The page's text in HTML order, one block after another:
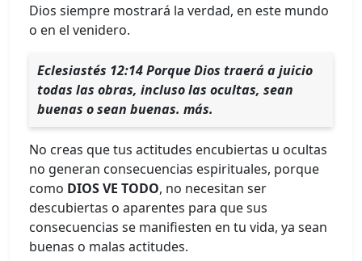
Dios siempre mostrará la verdad, en este mundo
o en el venidero.
Eclesiastés 12:14 Porque Dios traerá a juicio
todas las obras, incluso las ocultas, sean
buenas o sean buenas. más.
No creas que tus actitudes encubiertas u ocultas
no generan consecuencias espirituales, porque
como DIOS VE TODO, no necesitan ser
descubiertas o aparentes para que sus
consecuencias se manifiesten en tu vida, ya sean
buenas o malas actitudes.